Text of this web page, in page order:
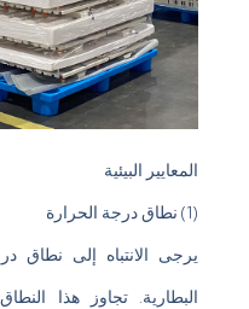
المعايير البيئية
يرجى الانتباه إلى نطاق درجة
البطارية. تجاوز هذا النطاق